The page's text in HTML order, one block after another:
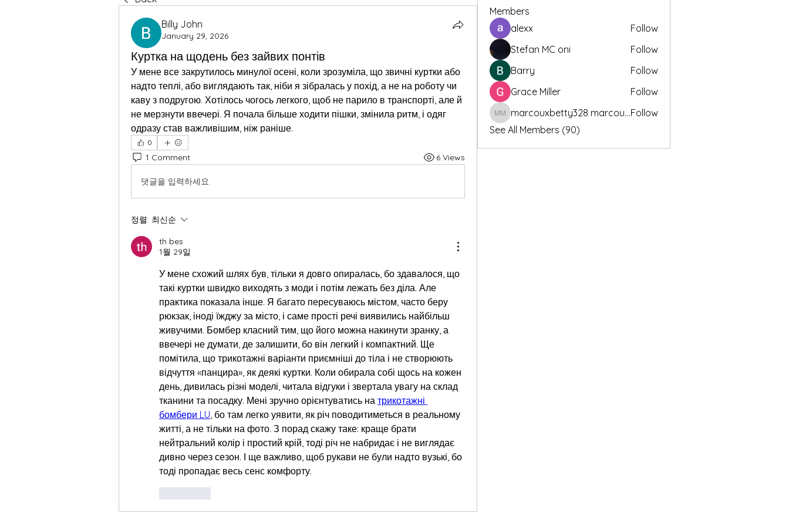
Billy John
January 29, 2026
Куртка на щодень без зайвих понтів
У мене все закрутилось минулої осені, коли зрозуміла, що звичні куртки або
надто теплі, або виглядають так, ніби я зібралась у похід, а не на роботу чи
каву з подругою. Хотілось чогось легкого, щоб не парило в транспорті, але й
не мерзнути ввечері. Я почала більше ходити пішки, змінила ритм, і одяг
одразу став важливішим, ніж раніше.
0
1 Comment 6 Views
댓글을 입력하세요.
정렬: 최신순
th bes
1월 29일
У мене схожий шлях був, тільки я довго опиралась, бо здавалося, що
такі куртки швидко виходять з моди і потім лежать без діла. Але
практика показала інше. Я багато пересуваюсь містом, часто беру
рюкзак, іноді їжджу за місто, і саме прості речі виявились найбільш
живучими. Бомбер класний тим, що його можна накинути зранку, а
ввечері не думати, де залишити, бо він легкий і компактний. Ще
помітила, що трикотажні варіанти приємніші до тіла і не створюють
відчуття «панцира», як деякі куртки. Коли обирала собі щось на кожен
день, дивилась різні моделі, читала відгуки і звертала увагу на склад
тканини та посадку. Мені зручно орієнтуватись на трикотажні
бомбери LU, бо там легко уявити, як річ поводитиметься в реальному
житті, а не тільки на фото. З порад скажу таке: краще брати
нейтральний колір і простий крій, тоді річ не набридає і не виглядає
дивно через сезон. І ще важливо, щоб рукави не були надто вузькі, бо
тоді пропадає весь сенс комфорту.
Members
alexx
Follow
Stefan MC oni
Follow
Barry
Follow
Grace Miller
Follow
marcouxbetty328 marcouxbetty328 marcouxbetty328 marcouxbetty328Follow
See All Members (90)